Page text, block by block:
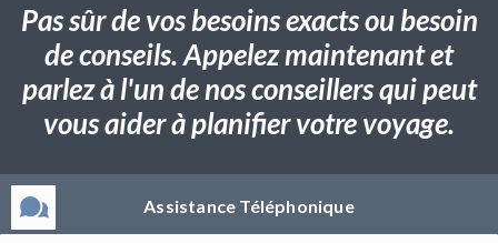
Pas sûr de vos besoins exacts ou besoin
de conseils. Appelez maintenant et
parlez à l'un de nos conseillers qui peut
vous aider à planifier votre voyage.
Assistance Téléphonique